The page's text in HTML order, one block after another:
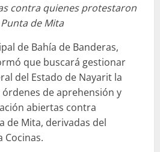
contra quienes protestaron
de Mita
de Bahía de Banderas,
que buscará gestionar
del Estado de Nayarit la
de aprehensión y
abiertas contra
de Mita, derivadas del
Cocinas.